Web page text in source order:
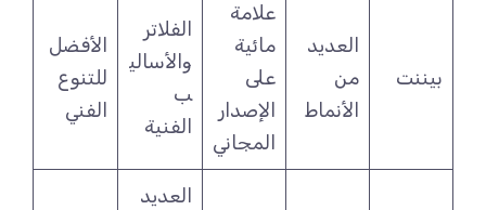
بيننت
العديد
الأنماط
علامة
مائية
الإصدار
المجاني
الفلاتر
والأسالي
الفنية
الأفضل
للتنوع
الفني
العديد